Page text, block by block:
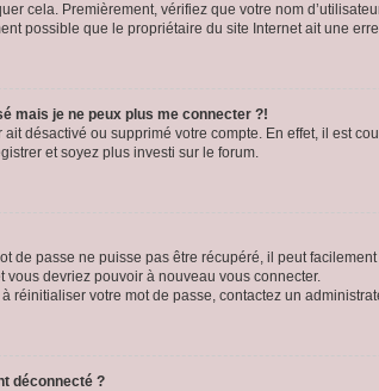
cela. Premièrement, vérifiez que votre nom
possible que le propriétaire du site Internet ait une
mais je ne peux plus me connecter ?!
ait désactivé ou supprimé votre compte. En effet, il est
et soyez plus investi sur le forum.
de passe ne puisse pas être récupéré, il peut
vous devriez pouvoir à nouveau vous connecter.
réinitialiser votre mot de passe, contactez un
déconnecté ?